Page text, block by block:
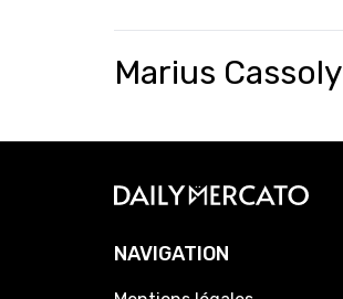
Marius Cassoly
NAVIGATION